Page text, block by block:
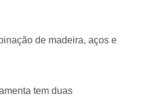
de madeira, aços e
tem duas